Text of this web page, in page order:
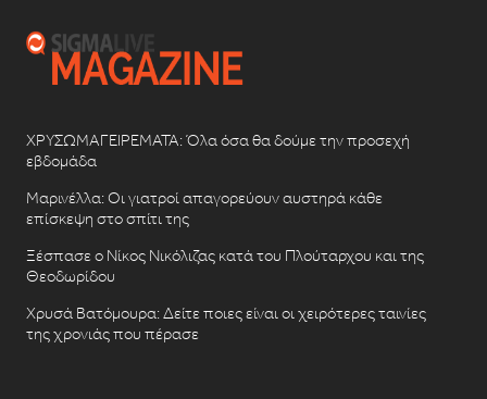
ΧΡΥΣΩΜΑΓΕΙΡΕΜΑΤΑ: Όλα όσα θα δούμε την προσεχή
εβδομάδα
Μαρινέλλα: Οι γιατροί απαγορεύουν αυστηρά κάθε
επίσκεψη στο σπίτι της
Ξέσπασε ο Νίκος Νικόλιζας κατά του Πλούταρχου και της
Θεοδωρίδου
Χρυσά Βατόμουρα: Δείτε ποιες είναι οι χειρότερες ταινίες
της χρονιάς που πέρασε